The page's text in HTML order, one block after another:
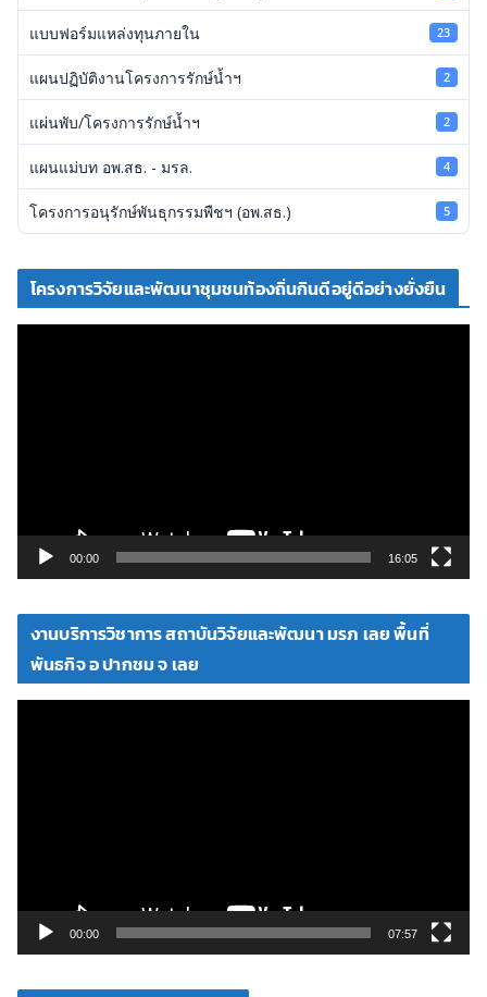
แบบฟอร์มแหล่งทุนภายใน 23
แผนปฏิบัติงานโครงการรักษ์น้ำฯ 2
แผ่นพับ/โครงการรักษ์น้ำฯ 2
แผนแม่บท อพ.สธ. - มรล. 4
โครงการอนุรักษ์พันธุกรรมพืชฯ (อพ.สธ.) 5
โครงการวิจัยและพัฒนาชุมชนท้องถิ่นกินดีอยู่ดีอย่างยั่งยืน
ดี
โ
00:00 16:05
งานบริการวิชาการ สถาบันวิจัยและพัฒนา มรภ เลย พื้นที่
พันธกิจ อ ปากชม จ เลย
ดี
โ
00:00 07:57